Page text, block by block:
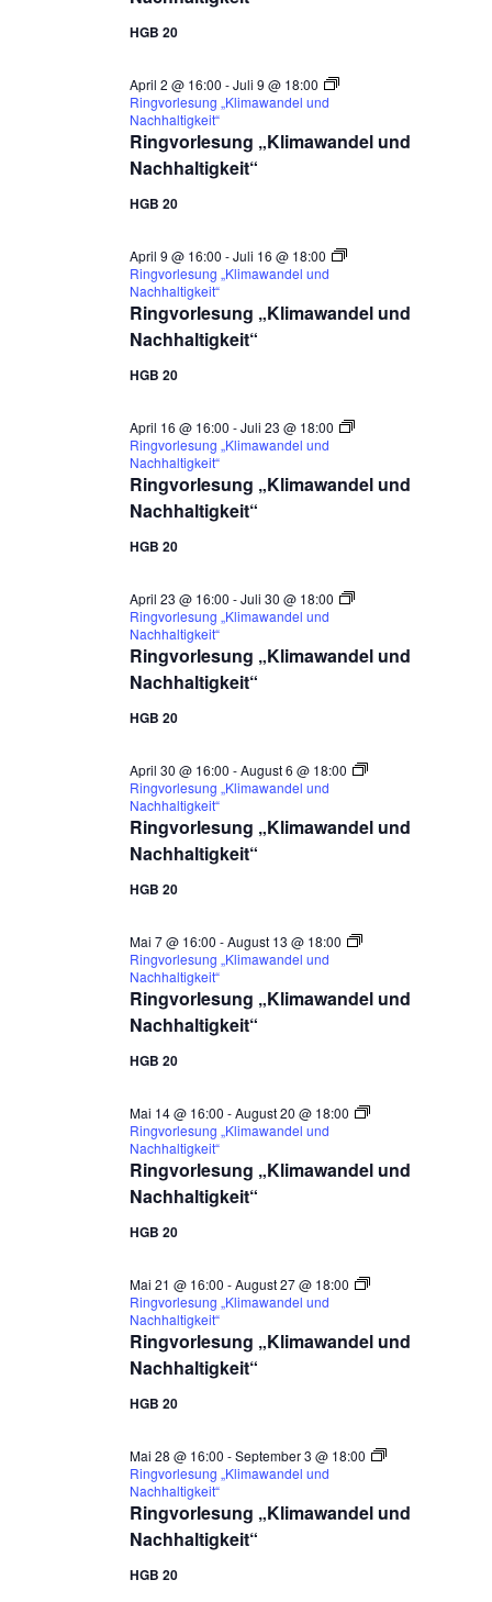
HGB 20
Ringvorlesung „Klimawandel und
Nachhaltigkeit“
April 2 @ 16:00 -Juli 9 @ 18:00
Ringvorlesung „Klimawandel und
Nachhaltigkeit“
HGB 20
Ringvorlesung „Klimawandel und
Nachhaltigkeit“
April 9 @ 16:00 -Juli 16 @ 18:00
Ringvorlesung „Klimawandel und
Nachhaltigkeit“
HGB 20
Ringvorlesung „Klimawandel und
Nachhaltigkeit“
April 16 @ 16:00 -Juli 23 @ 18:00
Ringvorlesung „Klimawandel und
Nachhaltigkeit“
HGB 20
Ringvorlesung „Klimawandel und
Nachhaltigkeit“
April 23 @ 16:00 -Juli 30 @ 18:00
Ringvorlesung „Klimawandel und
Nachhaltigkeit“
HGB 20
Ringvorlesung „Klimawandel und
Nachhaltigkeit“
April 30 @ 16:00 -August 6 @ 18:00
Ringvorlesung „Klimawandel und
Nachhaltigkeit“
HGB 20
Ringvorlesung „Klimawandel und
Nachhaltigkeit“
Mai 7 @ 16:00 -August 13 @ 18:00
Ringvorlesung „Klimawandel und
Nachhaltigkeit“
HGB 20
Ringvorlesung „Klimawandel und
Nachhaltigkeit“
Mai 14 @ 16:00 -August 20 @ 18:00
Ringvorlesung „Klimawandel und
Nachhaltigkeit“
HGB 20
Ringvorlesung „Klimawandel und
Nachhaltigkeit“
Mai 21 @ 16:00 -August 27 @ 18:00
Ringvorlesung „Klimawandel und
Nachhaltigkeit“
HGB 20
Ringvorlesung „Klimawandel und
Nachhaltigkeit“
Mai 28 @ 16:00 -September 3 @ 18:00
Ringvorlesung „Klimawandel und
Nachhaltigkeit“
HGB 20